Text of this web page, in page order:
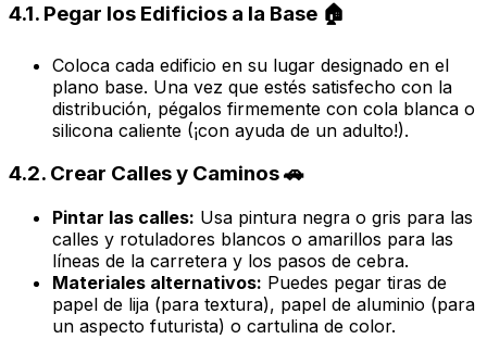
4.1. Pegar los Edificios a la Base 🏠
Coloca cada edificio en su lugar designado en el
plano base. Una vez que estés satisfecho con la
distribución, pégalos firmemente con cola blanca o
silicona caliente (¡con ayuda de un adulto!).
4.2. Crear Calles y Caminos 🚗
Pintar las calles: Usa pintura negra o gris para las
calles y rotuladores blancos o amarillos para las
líneas de la carretera y los pasos de cebra.
Materiales alternativos: Puedes pegar tiras de
papel de lija (para textura), papel de aluminio (para
un aspecto futurista) o cartulina de color.